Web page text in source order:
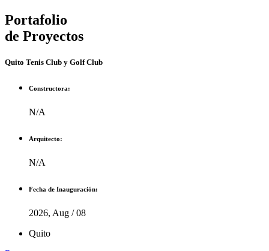
Portafolio
de Proyectos
Quito Tenis Club y Golf Club
Constructora:
N/A
Arquitecto:
N/A
Fecha de Inauguración:
2026, Aug / 08
Quito